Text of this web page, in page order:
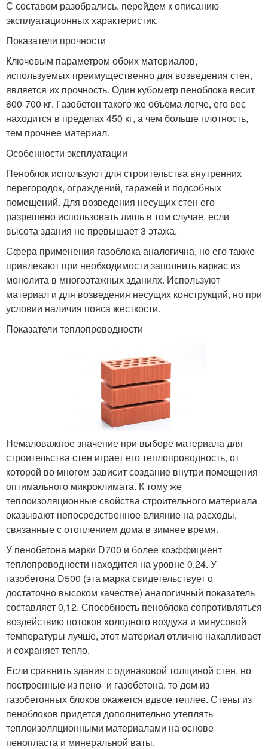
С составом разобрались, перейдем к описанию
эксплуатационных характеристик.
Показатели прочности
Ключевым параметром обоих материалов,
используемых преимущественно для возведения стен,
является их прочность. Один кубометр пеноблока весит
600-700 кг. Газобетон такого же объема легче, его вес
находится в пределах 450 кг, а чем больше плотность,
тем прочнее материал.
Особенности эксплуатации
Пеноблок используют для строительства внутренних
перегородок, ограждений, гаражей и подсобных
помещений. Для возведения несущих стен его
разрешено использовать лишь в том случае, если
высота здания не превышает 3 этажа.
Сфера применения газоблока аналогична, но его также
привлекают при необходимости заполнить каркас из
монолита в многоэтажных зданиях. Используют
материал и для возведения несущих конструкций, но при
условии наличия пояса жесткости.
Показатели теплопроводности
Немаловажное значение при выборе материала для
строительства стен играет его теплопроводность, от
которой во многом зависит создание внутри помещения
оптимального микроклимата. К тому же
теплоизоляционные свойства строительного материала
оказывают непосредственное влияние на расходы,
связанные с отоплением дома в зимнее время.
У пенобетона марки D700 и более коэффициент
теплопроводности находится на уровне 0,24. У
газобетона D500 (эта марка свидетельствует о
достаточно высоком качестве) аналогичный показатель
составляет 0,12. Способность пеноблока сопротивляться
воздействию потоков холодного воздуха и минусовой
температуры лучше, этот материал отлично накапливает
и сохраняет тепло.
Если сравнить здания с одинаковой толщиной стен, но
построенные из пено- и газобетона, то дом из
газобетонных блоков окажется вдвое теплее. Стены из
пеноблоков придется дополнительно утеплять
теплоизоляционными материалами на основе
пенопласта и минеральной ваты.